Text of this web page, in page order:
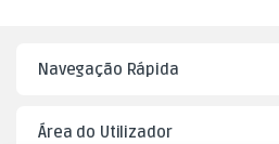
Navegação Rápida
Área do Utilizador